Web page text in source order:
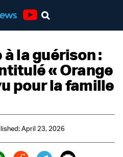
la guérison :
« Orange
pour la famille
April 23, 2026